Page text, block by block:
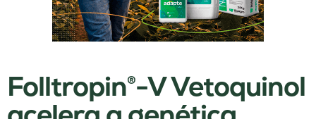
Folltropin®-V Vetoquinol